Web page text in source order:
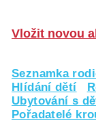
Vložit novou
Seznamka
Hlídání dětí
Ubytování s
Pořadatelé